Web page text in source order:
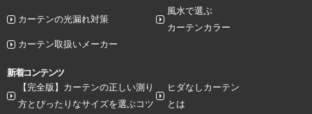
カーテンの光漏れ対策
風水で選ぶ
カーテンカラー
カーテン取扱いメーカー
新着コンテンツ
【完全版】カーテンの正しい測り
方とぴったりなサイズを選ぶコツ
ヒダなしカーテン
とは